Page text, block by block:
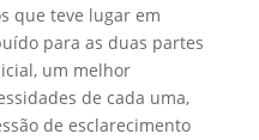
que teve lugar em
para as duas partes
um melhor
de cada uma,
de esclarecimento